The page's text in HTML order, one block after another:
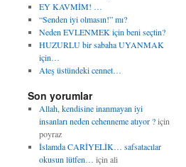
EY KAVMİM! …
“Senden iyi olmasın!” mı?
Neden EVLENMEK için beni seçtin?
HUZURLU bir sabaha UYANMAK
için…
Ateş üstündeki cennet…
Son yorumlar
Allah, kendisine inanmayan iyi
insanları neden cehenneme atıyor ?için
poyraz
İslamda CARİYELİK… safsatacılar
okusun lütfen… için ali